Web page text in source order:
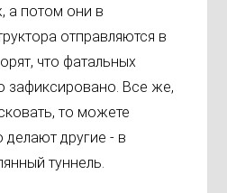
а потом они в
отправляются в
что фатальных
зафиксировано. Все же,
то можете
делают другие - в
туннель.